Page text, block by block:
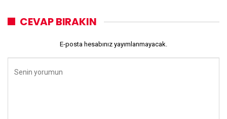
CEVAP BIRAKIN
E-posta hesabınız yayımlanmayacak.